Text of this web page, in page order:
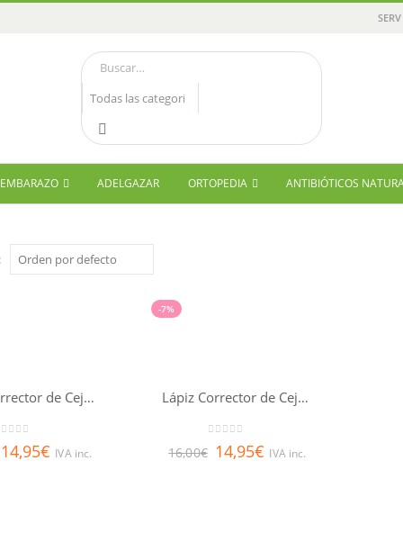
ADELGAZAR ORTOPEDIA ANTIBIÓTICOS
Lápiz Corrector de Cejas Claro Couvrance
out of 5
14,95€ IVA inc.
-7%
Lápiz Corrector de Cejas Oscuro Couvrance
out of 5
16,00€ 14,95€ IVA inc.